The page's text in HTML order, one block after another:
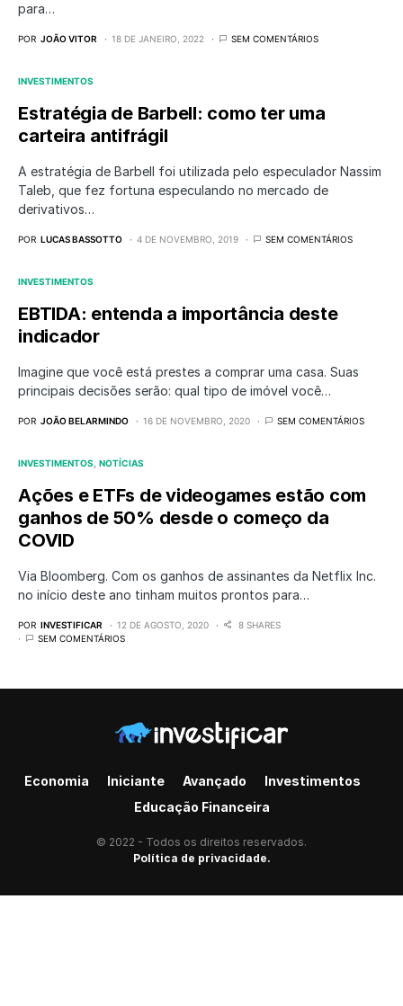
para…
POR JOÃO VITOR 18 DE JANEIRO, 2022 SEM COMENTÁRIOS
INVESTIMENTOS
Estratégia de Barbell: como ter uma
carteira antifrágil
A estratégia de Barbell foi utilizada pelo especulador Nassim
Taleb, que fez fortuna especulando no mercado de
derivativos…
POR LUCAS BASSOTTO 4 DE NOVEMBRO, 2019 SEM COMENTÁRIOS
INVESTIMENTOS
EBTIDA: entenda a importância deste
indicador
Imagine que você está prestes a comprar uma casa. Suas
principais decisões serão: qual tipo de imóvel você…
POR JOÃO BELARMINDO 16 DE NOVEMBRO, 2020 SEM COMENTÁRIOS
INVESTIMENTOS NOTÍCIAS
Ações e ETFs de videogames estão com
ganhos de 50% desde o começo da
COVID
Via Bloomberg. Com os ganhos de assinantes da Netflix Inc.
no início deste ano tinham muitos prontos para…
POR INVESTIFICAR 12 DE AGOSTO, 2020
8 SHARES
SEM COMENTÁRIOS
Economia Iniciante Avançado
Investimentos
Educação Financeira
© 2022 - Todos os direitos reservados.
Política de privacidade.